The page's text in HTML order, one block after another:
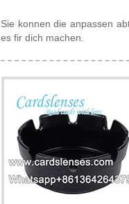
Sie konnen die anpassen
es fir dich machen.